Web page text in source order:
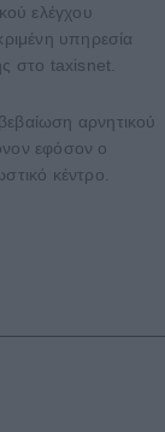
ελέγχου
υπηρεσία
στο taxisnet.
αρνητικού
εφόσον ο
κέντρο.